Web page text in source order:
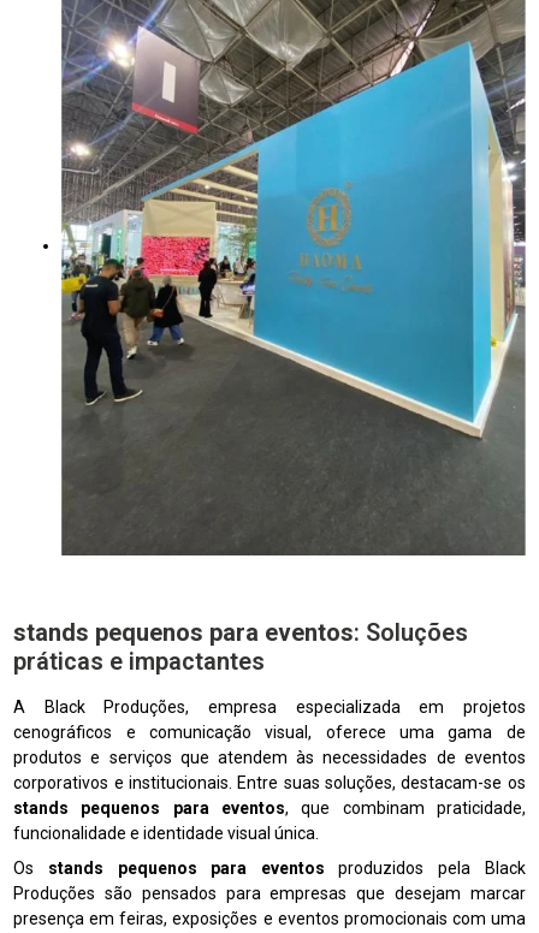
stands pequenos para eventos: Soluções
práticas e impactantes
A Black Produções, empresa especializada em projetos
cenográficos e comunicação visual, oferece uma gama de
produtos e serviços que atendem às necessidades de eventos
corporativos e institucionais. Entre suas soluções, destacam-se os
stands pequenos para eventos, que combinam praticidade,
funcionalidade e identidade visual única.
Os stands pequenos para eventos produzidos pela Black
Produções são pensados para empresas que desejam marcar
presença em feiras, exposições e eventos promocionais com uma